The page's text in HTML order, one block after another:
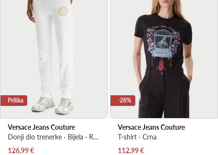
Prilika
Versace Jeans Couture
Donji dio trenerke · Bijela · Regular Fit
Trenutna cijena
126,99€
-28%
Versace Jeans Couture
T-shirt · Crna
Trenutna cijena
112,99€